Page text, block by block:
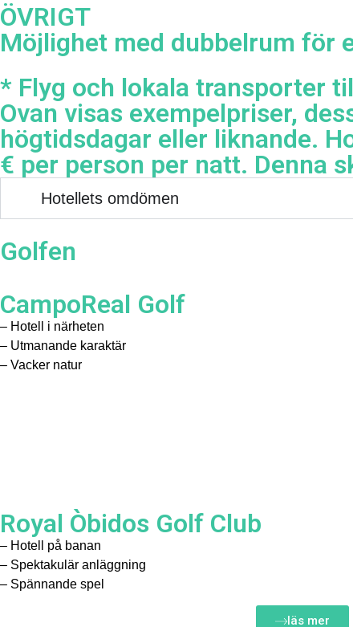
ÖVRIGT
Möjlighet med dubbelrum för
* Flyg och lokala transporter
Ovan visas exempelpriser,
högtidsdagar eller liknande.
€ per person per natt. Denna
Hotellets omdömen
Golfen
CampoReal Golf
– Hotell i närheten
– Utmanande karaktär
– Vacker natur
Royal Òbidos Golf Club
– Hotell på banan
– Spektakulär anläggning
– Spännande spel
läs mer